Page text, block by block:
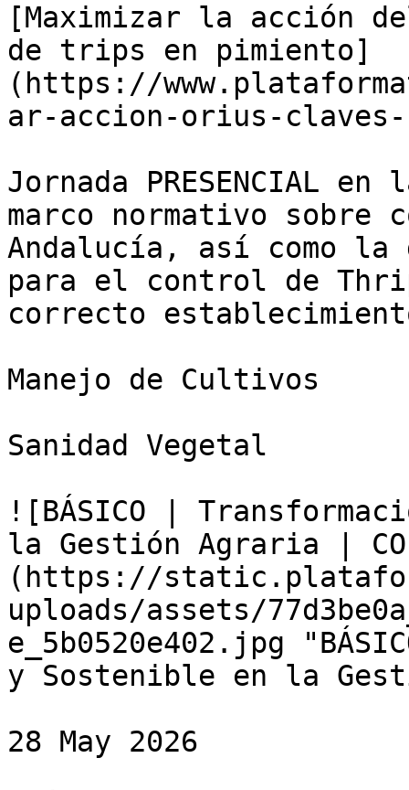
[Maximizar la acción
de trips en pimiento]
(https://
ar-accion-orius-
Jornada PRESENCIAL
marco normativo sobre
Andalucía, así como
para el control de
correcto
Manejo de Cultivos
Sanidad Vegetal
![BÁSICO |
la Gestión Agraria |
(https://
uploads/assets/
e_5b0520e402.jpg
y Sostenible en la
28 May 2026